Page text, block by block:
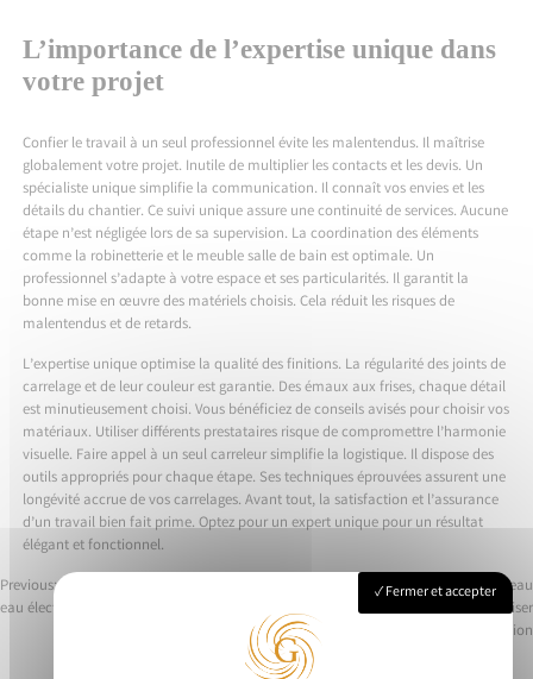
L’importance de l’expertise unique dans
votre projet
Confier le travail à un seul professionnel évite les malentendus. Il maîtrise
globalement votre projet. Inutile de multiplier les contacts et les devis. Un
spécialiste unique simplifie la communication. Il connaît vos envies et les
détails du chantier. Ce suivi unique assure une continuité de services. Aucune
étape n’est négligée lors de sa supervision. La coordination des éléments
comme la robinetterie et le meuble salle de bain est optimale. Un
professionnel s’adapte à votre espace et ses particularités. Il garantit la
bonne mise en œuvre des matériels choisis. Cela réduit les risques de
malentendus et de retards.
L’expertise unique optimise la qualité des finitions. La régularité des joints de
carrelage et de leur couleur est garantie. Des émaux aux frises, chaque détail
est minutieusement choisi. Vous bénéficiez de conseils avisés pour choisir vos
matériaux. Utiliser différents prestataires risque de compromettre l’harmonie
visuelle. Faire appel à un seul carreleur simplifie la logistique. Il dispose des
outils appropriés pour chaque étape. Ses techniques éprouvées assurent une
longévité accrue de vos carrelages. Avant tout, la satisfaction et l’assurance
d’un travail bien fait prime. Optez pour un expert unique pour un résultat
élégant et fonctionnel.
Previous:
eau électrique sans erreurs
Ballon tampon chauffage et eau
chaude sanitaire : comment optimiser
votre installation
Fermer et accepter